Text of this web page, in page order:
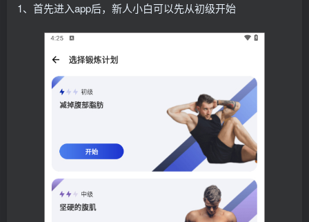
1、首先进入app后，新人小白可以先从初级开始